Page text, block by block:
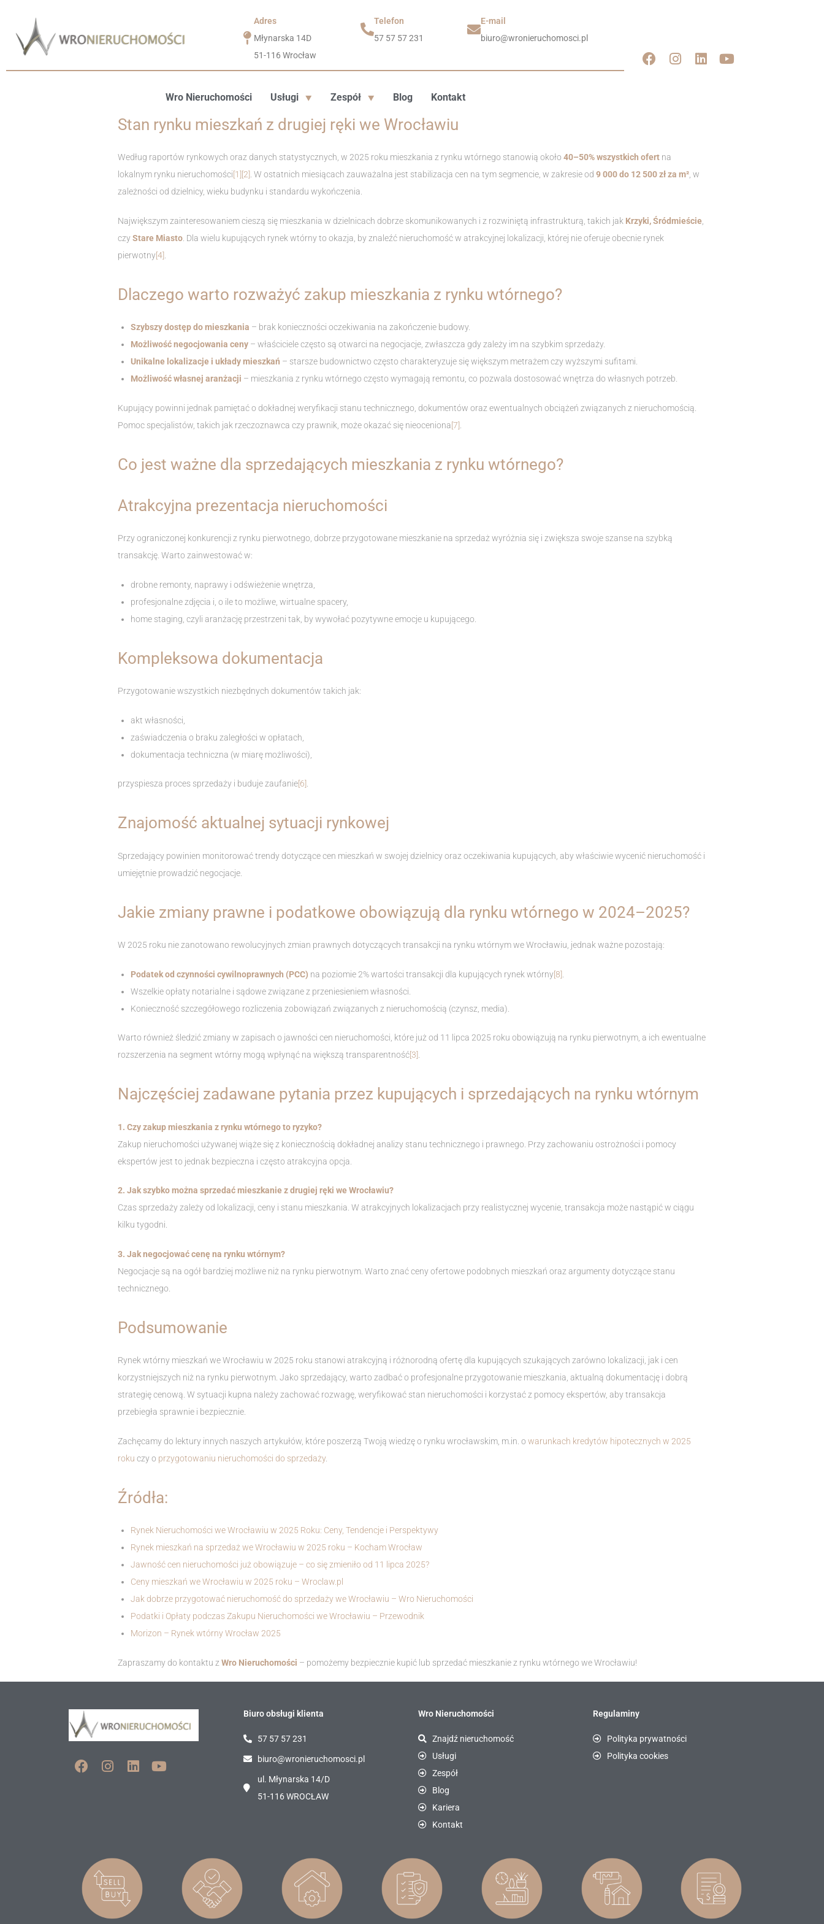
Adres
Młynarska 14D
51-116 Wrocław
Telefon
57 57 57 231
E-mail
biuro@wronieruchomosci.pl
Wro Nieruchomości Usługi Zespół Blog Kontakt
Stan rynku mieszkań z drugiej ręki we Wrocławiu
Według raportów rynkowych oraz danych statystycznych, w 2025 roku mieszkania z rynku wtórnego stanowią około 40–50% wszystkich ofert na
lokalnym rynku nieruchomości[1][2]. W ostatnich miesiącach zauważalna jest stabilizacja cen na tym segmencie, w zakresie od 9 000 do 12 500 zł za m², w
zależności od dzielnicy, wieku budynku i standardu wykończenia.
Największym zainteresowaniem cieszą się mieszkania w dzielnicach dobrze skomunikowanych i z rozwiniętą infrastrukturą, takich jak Krzyki, Śródmieście
czyStare Miasto . Dla wielu kupujących rynek wtórny to okazja, by znaleźć nieruchomość w atrakcyjnej lokalizacji, której nie oferuje obecnie rynek
pierwotny[4]
Dlaczego warto rozważyć zakup mieszkania z rynku wtórnego?
Szybszy dostęp do mieszkania – brak konieczności oczekiwania na zakończenie budowy.
Możliwość negocjowania ceny – właściciele często są otwarci na negocjacje, zwłaszcza gdy zależy im na szybkim sprzedaży.
Unikalne lokalizacje i układy mieszkań – starsze budownictwo często charakteryzuje się większym metrażem czy wyższymi sufitami.
Możliwość własnej aranżacji – mieszkania z rynku wtórnego często wymagają remontu, co pozwala dostosować wnętrza do własnych potrzeb.
Kupujący powinni jednak pamiętać o dokładnej weryfikacji stanu technicznego, dokumentów oraz ewentualnych obciążeń związanych z nieruchomością.
Pomoc specjalistów, takich jak rzeczoznawca czy prawnik, może okazać się nieoceniona[7]
Co jest ważne dla sprzedających mieszkania z rynku wtórnego?
Atrakcyjna prezentacja nieruchomości
Przy ograniczonej konkurencji z rynku pierwotnego, dobrze przygotowane mieszkanie na sprzedaż wyróżnia się i zwiększa swoje szanse na szybką
transakcję. Warto zainwestować w:
drobne remonty, naprawy i odświeżenie wnętrza,
profesjonalne zdjęcia i, o ile to możliwe, wirtualne spacery,
home staging, czyli aranżację przestrzeni tak, by wywołać pozytywne emocje u kupującego.
Kompleksowa dokumentacja
Przygotowanie wszystkich niezbędnych dokumentów takich jak:
akt własności,
zaświadczenia o braku zaległości w opłatach,
dokumentacja techniczna (w miarę możliwości),
przyspiesza proces sprzedaży i buduje zaufanie[6].
Znajomość aktualnej sytuacji rynkowej
Sprzedający powinien monitorować trendy dotyczące cen mieszkań w swojej dzielnicy oraz oczekiwania kupujących, aby właściwie wycenić nieruchomość i
umiejętnie prowadzić negocjacje.
Jakie zmiany prawne i podatkowe obowiązują dla rynku wtórnego w 2024–2025?
W 2025 roku nie zanotowano rewolucyjnych zmian prawnych dotyczących transakcji na rynku wtórnym we Wrocławiu, jednak ważne pozostają:
Podatek od czynności cywilnoprawnych (PCC) na poziomie 2% wartości transakcji dla kupujących rynek wtórny[8]
Wszelkie opłaty notarialne i sądowe związane z przeniesieniem własności.
Konieczność szczegółowego rozliczenia zobowiązań związanych z nieruchomością (czynsz, media).
Warto również śledzić zmiany w zapisach o jawności cen nieruchomości, które już od 11 lipca 2025 roku obowiązują na rynku pierwotnym, a ich ewentualne
rozszerzenia na segment wtórny mogą wpłynąć na większą transparentność[3].
Najczęściej zadawane pytania przez kupujących i sprzedających na rynku wtórnym
1. Czy zakup mieszkania z rynku wtórnego to ryzyko?
Zakup nieruchomości używanej wiąże się z koniecznością dokładnej analizy stanu technicznego i prawnego. Przy zachowaniu ostrożności i pomocy
ekspertów jest to jednak bezpieczna i często atrakcyjna opcja.
2. Jak szybko można sprzedać mieszkanie z drugiej ręki we Wrocławiu?
Czas sprzedaży zależy od lokalizacji, ceny i stanu mieszkania. W atrakcyjnych lokalizacjach przy realistycznej wycenie, transakcja może nastąpić w ciągu
kilku tygodni.
3. Jak negocjować cenę na rynku wtórnym?
Negocjacje są na ogół bardziej możliwe niż na rynku pierwotnym. Warto znać ceny ofertowe podobnych mieszkań oraz argumenty dotyczące stanu
technicznego.
Podsumowanie
Rynek wtórny mieszkań we Wrocławiu w 2025 roku stanowi atrakcyjną i różnorodną ofertę dla kupujących szukających zarówno lokalizacji, jak i cen
korzystniejszych niż na rynku pierwotnym. Jako sprzedający, warto zadbać o profesjonalne przygotowanie mieszkania, aktualną dokumentację i dobrą
strategię cenową. W sytuacji kupna należy zachować rozwagę, weryfikować stan nieruchomości i korzystać z pomocy ekspertów, aby transakcja
przebiegła sprawnie i bezpiecznie.
Zachęcamy do lektury innych naszych artykułów, które poszerzą Twoją wiedzę o rynku wrocławskim, m.in. o warunkach kredytów hipotecznych w 2025
roku czy o przygotowaniu nieruchomości do sprzedaży.
Źródła:
Rynek Nieruchomości we Wrocławiu w 2025 Roku: Ceny, Tendencje i Perspektywy
Rynek mieszkań na sprzedaż we Wrocławiu w 2025 roku – Kocham Wrocław
Jawność cen nieruchomości już obowiązuje – co się zmieniło od 11 lipca 2025?
Ceny mieszkań we Wrocławiu w 2025 roku – Wroclaw.pl
Jak dobrze przygotować nieruchomość do sprzedaży we Wrocławiu – Wro Nieruchomości
Podatki i Opłaty podczas Zakupu Nieruchomości we Wrocławiu – Przewodnik
Morizon – Rynek wtórny Wrocław 2025
Zapraszamy do kontaktu z Wro Nieruchomości – pomożemy bezpiecznie kupić lub sprzedać mieszkanie z rynku wtórnego we Wrocławiu!
Biuro obsługi klienta
57 57 57 231
biuro@wronieruchomosci.pl
ul. Młynarska 14/D
51-116 WROCŁAW
Wro Nieruchomości
Znajdź nieruchomość
Usługi
Zespół
Blog
Kariera
Kontakt
Regulaminy
Polityka prywatności
Polityka cookies